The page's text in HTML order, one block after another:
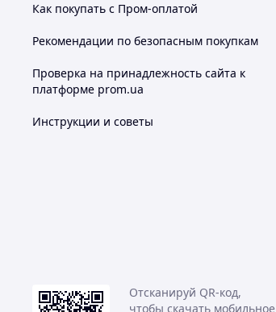
Как покупать с Пром-оплатой
Рекомендации по безопасным покупкам
Проверка на принадлежность сайта к
платформе prom.ua
Инструкции и советы
Отсканируй QR-код,
чтобы скачать мобильное